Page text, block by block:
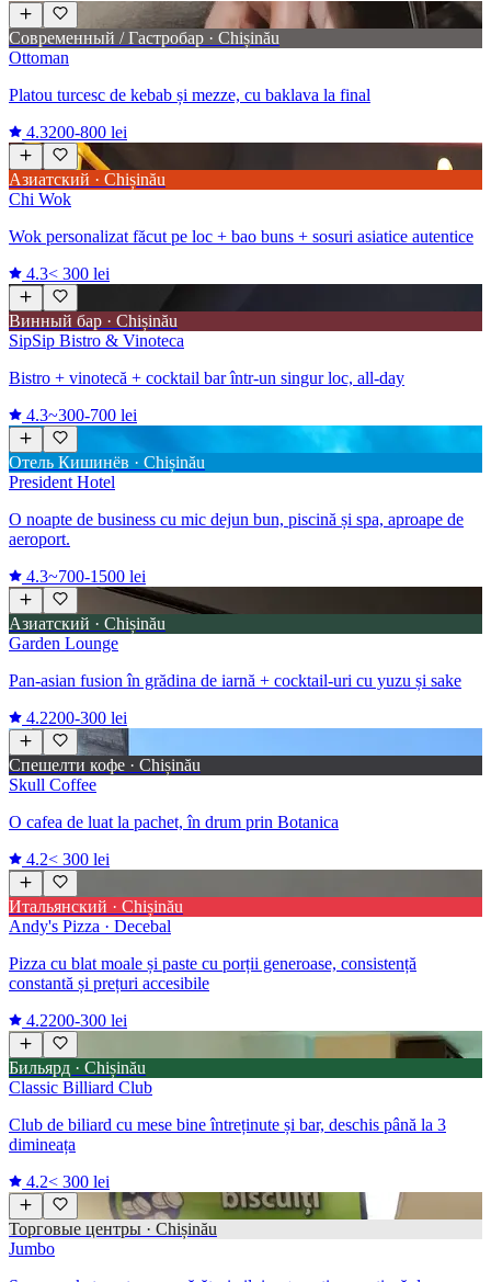
Современный / Гастробар · Chișinău
Ottoman
Platou turcesc de kebab și mezze, cu baklava la final
4.3200-800 lei
Азиатский · Chișinău
Chi Wok
Wok personalizat făcut pe loc + bao buns + sosuri asiatice autentice
4.3< 300 lei
Винный бар · Chișinău
SipSip Bistro & Vinoteca
Bistro + vinotecă + cocktail bar într-un singur loc, all-day
4.3~300-700 lei
Отель Кишинёв · Chișinău
President Hotel
O noapte de business cu mic dejun bun, piscină și spa, aproape de
aeroport.
4.3~700-1500 lei
Азиатский · Chișinău
Garden Lounge
Pan-asian fusion în grădina de iarnă + cocktail-uri cu yuzu și sake
4.2200-300 lei
Спешелти кофе · Chișinău
Skull Coffee
O cafea de luat la pachet, în drum prin Botanica
4.2< 300 lei
Итальянский · Chișinău
Andy's Pizza · Decebal
Pizza cu blat moale și paste cu porții generoase, consistență
constantă și prețuri accesibile
4.2200-300 lei
Бильярд · Chișinău
Classic Billiard Club
Club de biliard cu mese bine întreținute și bar, deschis până la 3
dimineața
4.2< 300 lei
Торговые центры · Chișinău
Jumbo